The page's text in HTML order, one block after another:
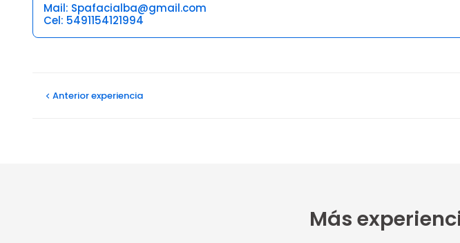
Mail: Spafacialba@gmail.com
Cel: 5491154121994
Anteriorexperiencia
Más